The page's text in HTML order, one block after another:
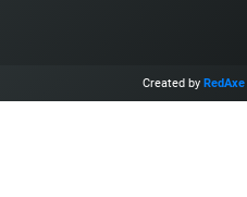
Created by RedAxe